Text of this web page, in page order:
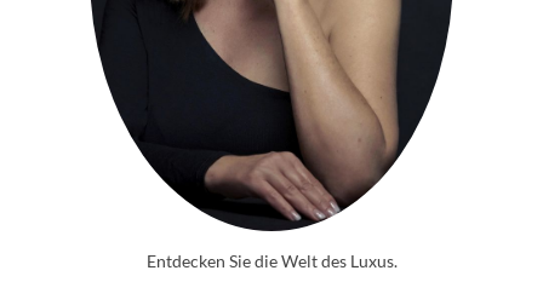
Entdecken Sie die Welt des Luxus.